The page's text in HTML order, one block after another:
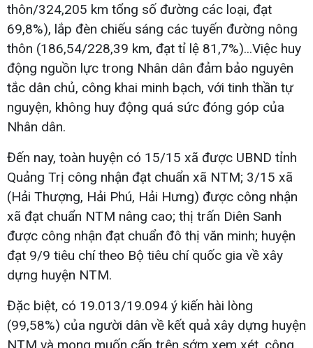
thôn/324,205 km tổng số đường các loại, đạt
69,8%), lắp đèn chiếu sáng các tuyến đường nông
thôn (186,54/228,39 km, đạt tỉ lệ 81,7%)...Việc huy
động nguồn lực trong Nhân dân đảm bảo nguyên
tắc dân chủ, công khai minh bạch, với tinh thần tự
nguyện, không huy động quá sức đóng góp của
Nhân dân.
Đến nay, toàn huyện có 15/15 xã được UBND tỉnh
Quảng Trị công nhận đạt chuẩn xã NTM; 3/15 xã
(Hải Thượng, Hải Phú, Hải Hưng) được công nhận
xã đạt chuẩn NTM nâng cao; thị trấn Diên Sanh
được công nhận đạt chuẩn đô thị văn minh; huyện
đạt 9/9 tiêu chí theo Bộ tiêu chí quốc gia về xây
dựng huyện NTM.
Đặc biệt, có 19.013/19.094 ý kiến hài lòng
(99,58%) của người dân về kết quả xây dựng huyện
NTM và mong muốn cấp trên sớm xem xét, công